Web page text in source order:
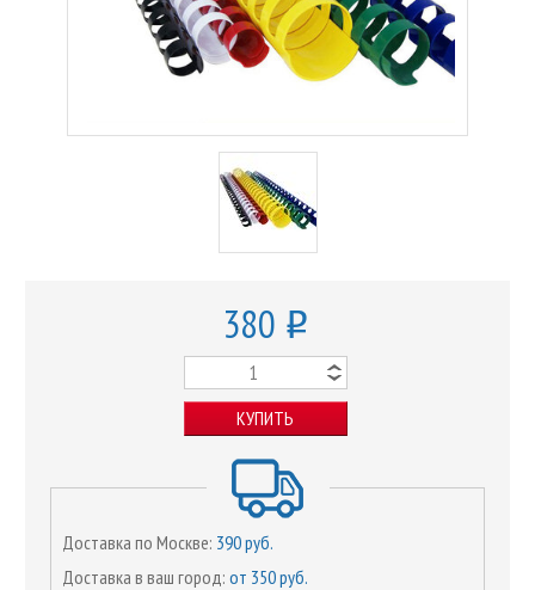
380 o
КУПИТЬ
Доставка по Москве: 390 руб.
Доставка в ваш город: от 350 руб.